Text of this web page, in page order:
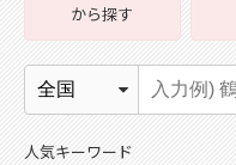
から探す
人気キーワード